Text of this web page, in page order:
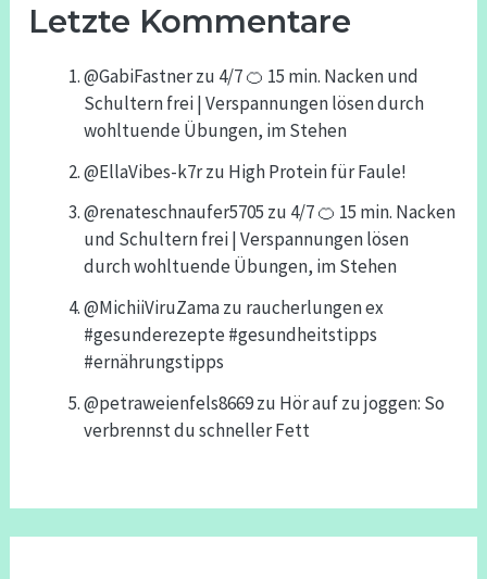
Letzte Kommentare
@GabiFastnerzu 4/7 🍊 15 min. Nacken und
Schultern frei | Verspannungen lösen durch
wohltuende Übungen, im Stehen
@EllaVibes-k7rzu High Protein für Faule!
@renateschnaufer5705 zu 4/7 🍊 15 min. Nacken
und Schultern frei | Verspannungen lösen
durch wohltuende Übungen, im Stehen
@MichiiViruZamazu raucherlungen ex
#gesunderezepte #gesundheitstipps
#ernährungstipps
@petraweienfels8669zu Hör auf zu joggen: So
verbrennst du schneller Fett